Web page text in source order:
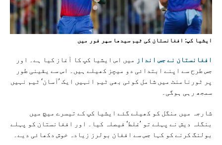
ايشيا کپ: افغانستان کی ٹيم سيدھا سپر فور ميں
افغانستان نے جس انداز میں اس ایشیا کپ کا آغاز کیا ہے۔ اور
جس طرح سے اپنے ابتدائی دو میچز کھیلے ہیں۔ اس سے یقینی طور
پر ٹورنامنٹ میں شامل کوئی بھی ٹیم انہیں ایک ’آسان‘ ٹیم نہیں
سمجھ رہی ہوگی۔
شارجہ میں منگل کو کھیلے گئے ایشیا کپ کے تیسرے میچ میں
بنگلہ دیش نے پہلے تو ’غلط‘ فیصلہ کیا۔ اور افغانستان کو پہلے
بولنگ کرنے کو کہا جس سے افغان بولرز زیادہ خوش دکھائی دیے۔